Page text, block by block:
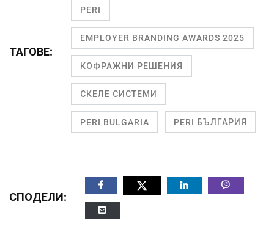
ТАГОВЕ:
PERI
EMPLOYER BRANDING AWARDS 2025
КОФРАЖНИ РЕШЕНИЯ
СКЕЛЕ СИСТЕМИ
PERI BULGARIA PERI БЪЛГАРИЯ
СПОДЕЛИ: